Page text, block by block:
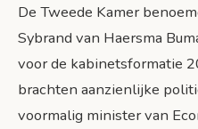
De Tweede Kamer
Sybrand van Haersma
voor de kabinetsformatie
brachten aanzienlijke
voormalig minister van